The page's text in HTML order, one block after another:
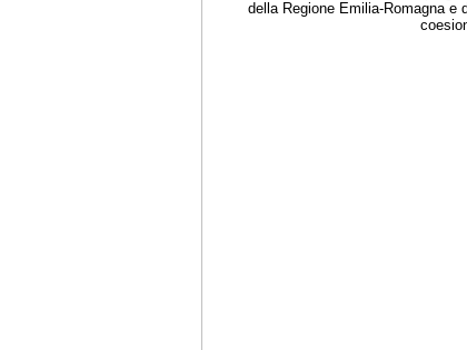
della Regione Emilia-Romagna e